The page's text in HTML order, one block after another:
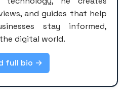
and guides that help
stay informed,
digital world.
full bio →